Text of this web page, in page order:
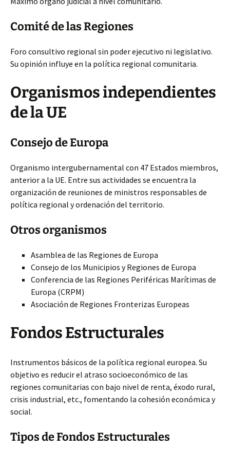
Comité de las Regiones
Foro consultivo regional sin poder ejecutivo ni legislativo.
Su opinión influye en la política regional comunitaria.
Organismos independientes
de la UE
Consejo de Europa
Organismo intergubernamental con 47 Estados miembros,
anterior a la UE. Entre sus actividades se encuentra la
organización de reuniones de ministros responsables de
política regional y ordenación del territorio.
Otros organismos
Asamblea de las Regiones de Europa
Consejo de los Municipios y Regiones de Europa
Conferencia de las Regiones Periféricas Marítimas de
Europa (CRPM)
Asociación de Regiones Fronterizas Europeas
Fondos Estructurales
Instrumentos básicos de la política regional europea. Su
objetivo es reducir el atraso socioeconómico de las
regiones comunitarias con bajo nivel de renta, éxodo rural,
crisis industrial, etc., fomentando la cohesión económica y
social.
Tipos de Fondos Estructurales